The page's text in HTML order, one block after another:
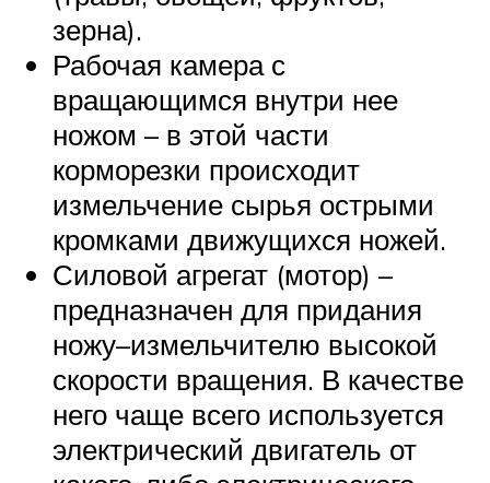
зерна).
Рабочая камера с
вращающимся внутри нее
ножом – в этой части
корморезки происходит
измельчение сырья острыми
кромками движущихся ножей.
Силовой агрегат (мотор) –
предназначен для придания
ножу–измельчителю высокой
скорости вращения. В качестве
него чаще всего используется
электрический двигатель от